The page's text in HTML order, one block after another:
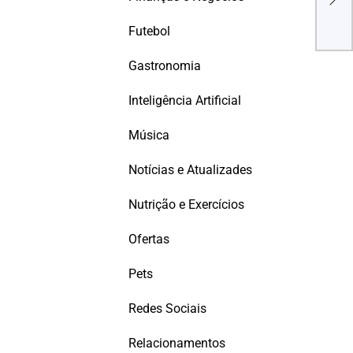
Futebol
Gastronomia
Inteligência Artificial
Música
Notícias e Atualizades
Nutrição e Exercícios
Ofertas
Pets
Redes Sociais
Relacionamentos